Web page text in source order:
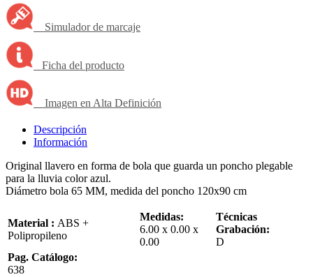
Simulador de marcaje
Ficha del producto
Imagen en Alta Definición
Descripción
Información
Original llavero en forma de bola que guarda un poncho plegable
para la lluvia color azul.
Diámetro bola 65 MM, medida del poncho 120x90 cm
Material : ABS +
Polipropileno
Medidas:
6.00 x 0.00 x
0.00
Técnicas
Grabación:
D
Pag. Catálogo:
638